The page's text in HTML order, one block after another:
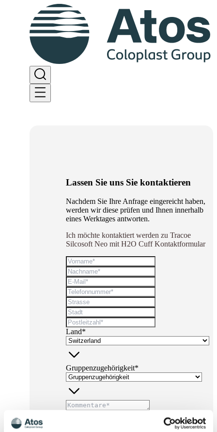
Lassen Sie uns Sie kontaktieren
Nachdem Sie Ihre Anfrage eingereicht haben,
werden wir diese prüfen und Ihnen innerhalb
eines Werktages antworten.
Ich möchte kontaktiert werden zu Tracoe
Silcosoft Neo mit H2O Cuff Kontaktformular
Land*
Gruppenzugehörigkeit*